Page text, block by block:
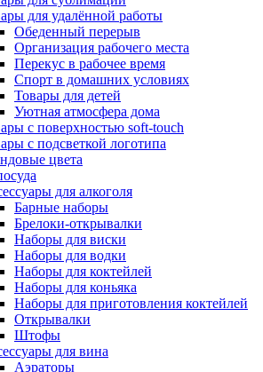
для удалённой работы
Обеденный перерыв
Организация рабочего места
Перекус в рабочее время
Спорт в домашних условиях
Товары для детей
Уютная атмосфера дома
с поверхностью soft-touch
с подсветкой логотипа
цвета
для алкоголя
Барные наборы
Брелоки-открывалки
Наборы для виски
Наборы для водки
Наборы для коктейлей
Наборы для коньяка
Наборы для приготовления коктейлей
Открывалки
Штофы
для вина
Аэраторы